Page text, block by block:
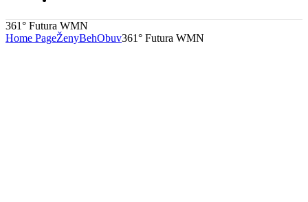
361° Futura WMN
Home PageŽenyBehObuv361° Futura WMN